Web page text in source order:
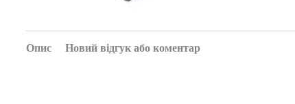
Опис Новий відгук або коментар